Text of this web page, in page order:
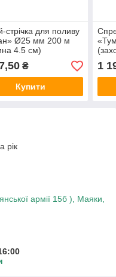
стрічка для поливу
Ø25 мм 200 м
4.5 см)
₴
Купити
1
рік
армії 15б ), Маяки,